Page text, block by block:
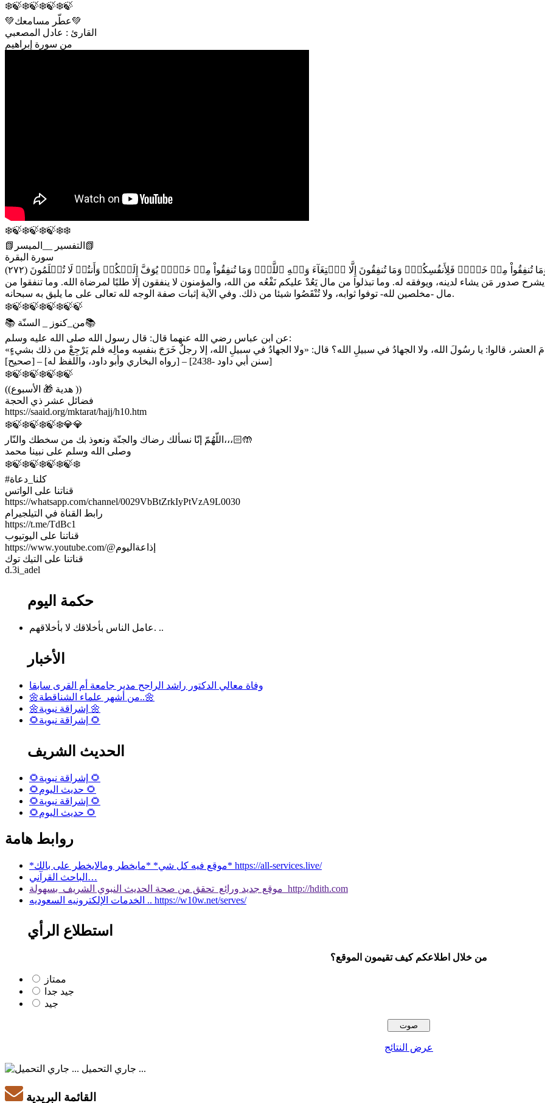
❄️🍃❄️🍃❄️🍃❄️🍃
💚عطّر مسامعك💚
القارئ : عادل المصعبي
من سورة إبراهيم
❄️🍃❄️🍃❄️🍃❄️❄️
📗التفسير __الميسر📗
سورة البقرة
مِنۡ خَيۡرٖ فَلِأَنفُسِكُمۡۚ وَمَا تُنفِقُونَ إِلَّا ٱبۡتِغَآءَ وَجۡهِ ٱللَّهِۚ وَمَا تُنفِقُواْ مِنۡ خَيۡرٖ يُوَفَّ إِلَيۡكُمۡ وَأَنتُمۡ لَا تُظۡلَمُونَ (٢٧٢)
صدور مَن يشاء لدينه، ويوفقه له. وما تبذلوا من مال يَعُدْ عليكم نَفْعُه من الله، والمؤمنون لا ينفقون إلا طلبًا لمرضاة الله. وما تنفقوا من
مال -مخلصين لله- توفوا ثوابه، ولا تُنْقَصُوا شيئا من ذلك. وفي الآية إثبات صفة الوجه لله تعالى على ما يليق به سبحانه.
❄️🍃❄️🍃❄️🍃❄️🍃🍃
📚 من_كنوز _ السنّة📚
عن ابن عباس رضي الله عنهما قال: قال رسول الله صلى الله عليه وسلم:
[صحيح] – [رواه البخاري وأبو داود، واللفظ له] – [سنن أبي داود -2438]
❄️🍃❄️🍃❄️🍃❄️🍃
((هدية 🎁 الأسبوع ))
فضائل عشر ذي الحجة
https://saaid.org/mktarat/hajj/h10.htm
❄️🍃❄️🍃❄️🍃❄️💎💎
اللّهُمّ إنّا نسألك رضاك والجنّة ونعوذ بك من سخطك والنّار،،،🤲🏻
وصلى الله وسلم على نبينا محمد
❄️🍃❄️🍃❄️🍃❄️🍃❄️
#كلنا_دعاة
قناتنا على الواتس
https://whatsapp.com/channel/0029VbBtZrkIyPtVzA9L0030
رابط القناة في التيلجيرام
https://t.me/TdBc1
قناتنا على اليوتيوب
https://www.youtube.com/@إذاعةاليوم
قناتنا على التيك توك
‏d.3i_adel
حكمة اليوم
عامل الناس بأخلاقك لا بأخلاقهم. ..
الأخبار
وفاة معالي الدكتور راشد الراجح مدير جامعة أم القرى سابقا
🌼من أشهر علماء الشناقطة..🌼
🌼إشراقة نبوية 🌼
🌻إشراقة نبوية 🌻
الحديث الشريف
🌻إشراقة نبوية 🌻
🌻حديث اليوم 🌻
🌻إشراقة نبوية 🌻
🌻حديث اليوم 🌻
روابط هامة
*موقع فيه كل شي* *مايخطر ومالايخطر على بالك* https://all-services.live/
الباحث القرآني…
موقع جديد ورائع تحقق من صحة الحديث النبوي الشريف بسهولة http://hdith.com
الخدمات الإلكترونيه السعوديه .. https://w10w.net/serves/
استطلاع الرأي
من خلال اطلاعكم كيف تقيمون الموقع؟
ممتاز
جيد جدا
جيد
عرض النتائج
جاري التحميل ...
القائمة البريدية